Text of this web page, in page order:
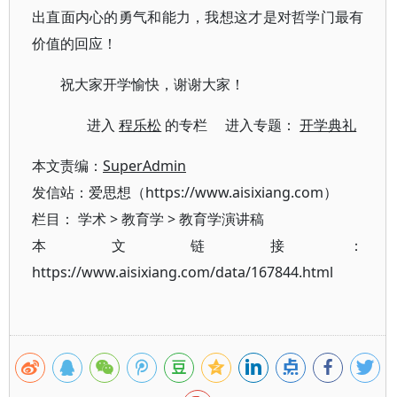
出直面内心的勇气和能力，我想这才是对哲学门最有
价值的回应！
祝大家开学愉快，谢谢大家！
进入程乐松 的专栏 进入专题：开学典礼
本文责编： SuperAdmin
发信站：爱思想（https://www.aisixiang.com）
栏目： 学术>教育学 >教育学演讲稿
本文链接：
https://www.aisixiang.com/data/167844.html